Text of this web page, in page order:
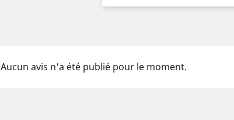
Aucun avis n'a été publié pour le moment.